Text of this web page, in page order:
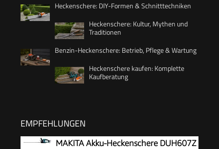
Heckenschere: DIY-Formen & Schnitttechniken
Heckenschere: Kultur, Mythen und
Traditionen
Benzin-Heckenschere: Betrieb, Pflege & Wartung
Heckenschere kaufen: Komplette
Kaufberatung
EMPFEHLUNGEN
MAKITA Akku-Heckenschere DUH607Z